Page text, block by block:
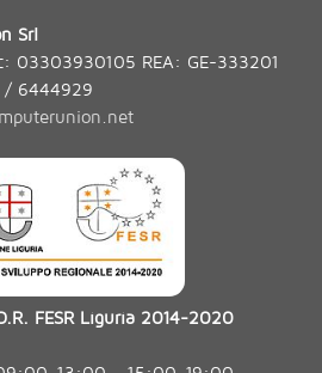
Srl
03303930105 REA: GE-333201
/ 6444929
FESR Liguria 2014-2020